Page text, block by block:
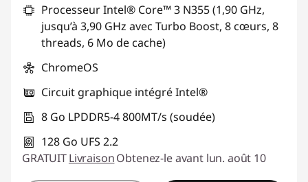
Processeur Intel® Core™ 3 N355 (1,90 GHz,
jusqu’à 3,90 GHz avec Turbo Boost, 8 cœurs, 8
threads, 6 Mo de cache)
ChromeOS
Circuit graphique intégré Intel®
8 Go LPDDR5-4 800MT/s (soudée)
128 Go UFS 2.2
GRATUITLivraisonObtenez-le avant lun. août 10